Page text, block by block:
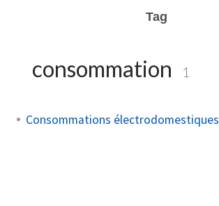
Tag
consommation 1
Consommations électrodomestiques